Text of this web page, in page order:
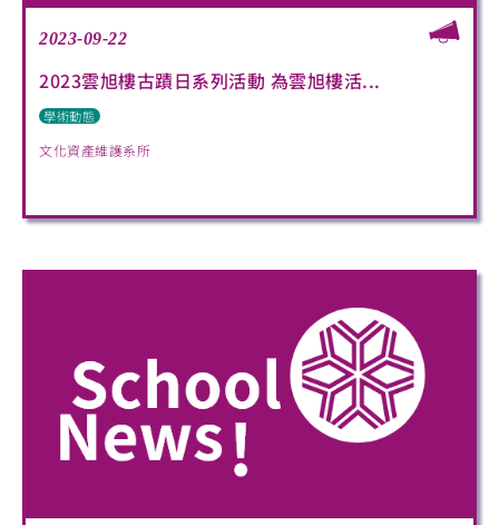
2023-09-22
2023雲旭樓古蹟日系列活動 為雲旭樓活...
學術動態
文化資產維護系所